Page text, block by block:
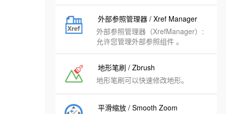
外部参照管理器 / Xref Manager
外部参照管理器（XrefManager）:
允许您管理外部参照组件 。
地形笔刷 / Zbrush
地形笔刷可以快速修改地形。
平滑缩放 / Smooth Zoom